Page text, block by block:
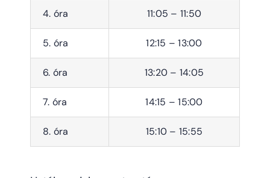
4. óra 11:05 – 11:50
5. óra 12:15 – 13:00
6. óra 13:20 – 14:05
7. óra 14:15 – 15:00
8. óra 15:10 – 15:55